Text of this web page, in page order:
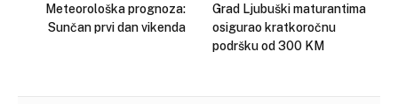
Meteorološka prognoza:
Sunčan prvi dan vikenda
Grad Ljubuški maturantima
osigurao kratkoročnu
podršku od 300 KM